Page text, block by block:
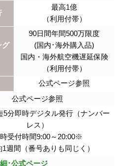
最高1億
（利用付帯）
グ
90日間年間500万限度
(国内･海外購入品)
国内・海外航空機遅延保険
（利用付帯）
公式ページ参照
公式ページ参照
5分即時デジタル発行（ナンバー
レス）
受付時間9:00～20:00※
週間（番号ありも同じく）
･公式ページ